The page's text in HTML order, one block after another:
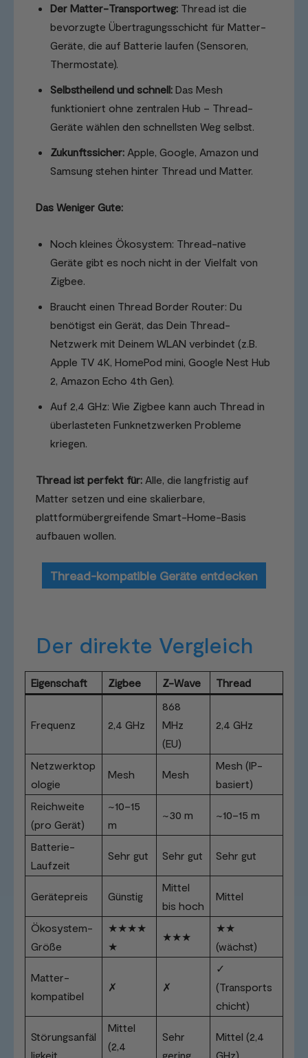
Der Matter-Transportweg: Thread ist die
bevorzugte Übertragungsschicht für Matter-
Geräte, die auf Batterie laufen (Sensoren,
Thermostate).
Selbstheilend und schnell: Das Mesh
funktioniert ohne zentralen Hub – Thread-
Geräte wählen den schnellsten Weg selbst.
Zukunftssicher: Apple, Google, Amazon und
Samsung stehen hinter Thread und Matter.
Das Weniger Gute:
Noch kleines Ökosystem: Thread-native
Geräte gibt es noch nicht in der Vielfalt von
Zigbee.
Braucht einen Thread Border Router: Du
benötigst ein Gerät, das Dein Thread-
Netzwerk mit Deinem WLAN verbindet (z.B.
Apple TV 4K, HomePod mini, Google Nest Hub
2, Amazon Echo 4th Gen).
Auf 2,4 GHz: Wie Zigbee kann auch Thread in
überlasteten Funknetzwerken Probleme
kriegen.
Thread ist perfekt für: Alle, die langfristig auf
Matter setzen und eine skalierbare,
plattformübergreifende Smart-Home-Basis
aufbauen wollen.
Thread-kompatible Geräte entdecken
Der direkte Vergleich
Eigenschaft Zigbee Z-Wave Thread
Frequenz 2,4 GHz
868
MHz
(EU)
2,4 GHz
Netzwerktop
ologie
Mesh Mesh
Mesh (IP-
basiert)
Reichweite
(pro Gerät)
~10–15
m
~30 m ~10–15 m
Batterie-
Laufzeit
Sehr gut Sehr gut Sehr gut
Gerätepreis Günstig
Mittel
bis hoch
Mittel
Ökosystem-
Größe
★★★★
★
★★★
★★
(wächst)
Matter-
kompatibel
✗ ✗
✓
(Transports
chicht)
Störungsanfäl
ligkeit
Mittel
(2,4
Sehr
gering
Mittel (2,4
GHz)